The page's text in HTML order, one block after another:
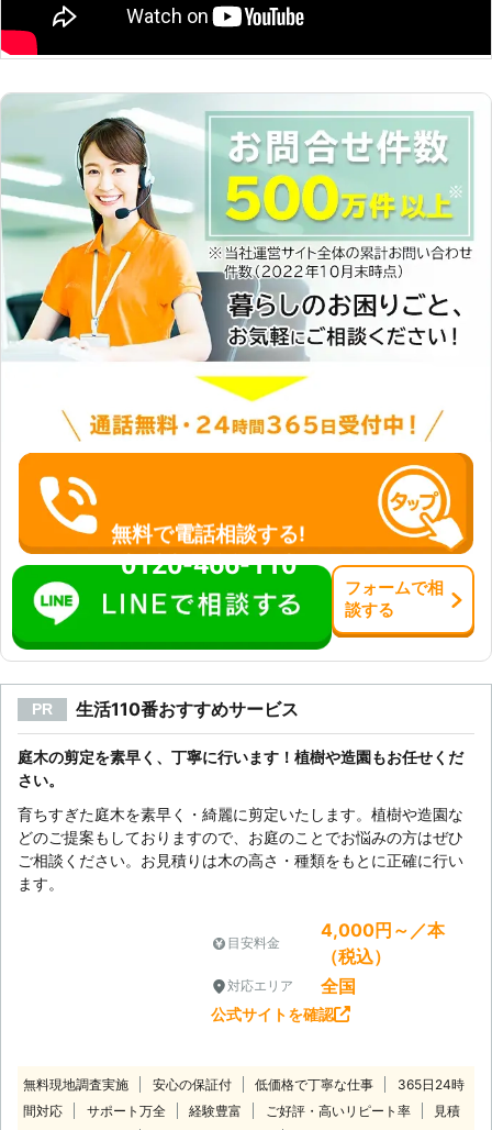
がたっぷりありますので、何ら問題は
私たちにご依頼下さい。決して失敗は
無料で電話相談する!
0120-466-110
フォームで相
談する
PR 生活110番おすすめサービス
庭木の剪定を素早く、丁寧に行います！植樹や造園もお任せくだ
さい。
育ちすぎた庭木を素早く・綺麗に剪定いたします。植樹や造園な
どのご提案もしておりますので、お庭のことでお悩みの方はぜひ
ご相談ください。お見積りは木の高さ・種類をもとに正確に行い
ます。
目安料金
4,000円～／本
（税込）
対応エリア 全国
公式サイトを確認
無料現地調査実施 安心の保証付 低価格で丁寧な仕事
365日24時
間対応
サポート万全 経験豊富 ご好評・高いリピート率
見積